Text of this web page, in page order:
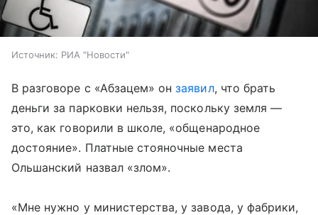
Источник: РИА "Новости"
В разговоре с «Абзацем» онзаявил, что брать
деньги за парковки нельзя, поскольку земля —
это, как говорили в школе, «общенародное
достояние». Платные стояночные места
Ольшанский назвал «злом».
«Мне нужно у министерства, у завода, у фабрики,